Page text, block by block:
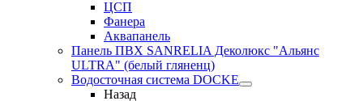
ЦСП
Фанера
Аквапанель
Панель ПВХ SANRELIA Деколюкс "Альянс
ULTRA" (белый гляненц)
Водосточная система DOCKE
Назад